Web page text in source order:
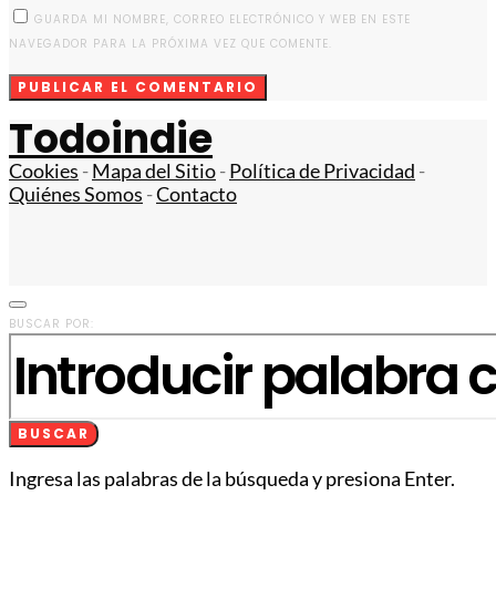
GUARDA MI NOMBRE, CORREO ELECTRÓNICO Y WEB EN ESTE
NAVEGADOR PARA LA PRÓXIMA VEZ QUE COMENTE.
Todoindie
Cookies -Mapa del Sitio-Política de Privacidad -
Quiénes Somos -Contacto
BUSCAR POR:
BUSCAR
Ingresa las palabras de la búsqueda y presiona Enter.